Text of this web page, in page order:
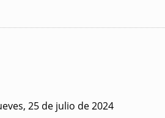
25 de julio de 2024